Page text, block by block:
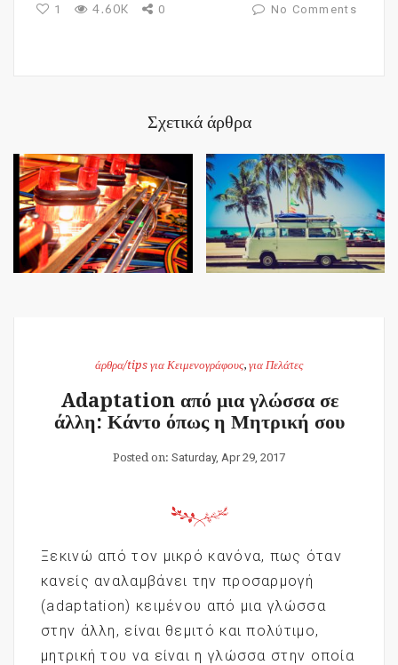
1 4.60K 0 No Comments
Σχετικά άρθρα
άρθρα/tips για Κειμενογράφους, για Πελάτες
Adaptation από μια γλώσσα σε
άλλη: Κάντο όπως η Μητρική σου
Posted on: Saturday, Apr 29, 2017
Ξεκινώ από τον μικρό κανόνα, πως όταν
κανείς αναλαμβάνει την προσαρμογή
(adaptation) κειμένου από μια γλώσσα
στην άλλη, είναι θεμιτό και πολύτιμο,
μητρική του να είναι η γλώσσα στην οποία